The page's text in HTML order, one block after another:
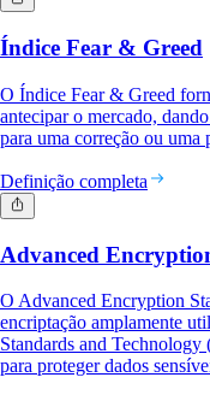
Índice Fear & Greed
O Índice Fear & Greed
antecipar o mercado,
para uma correção ou uma
Definição completa
Advanced
O Advanced Encryption
encriptação amplamente
Standards and
para proteger dados